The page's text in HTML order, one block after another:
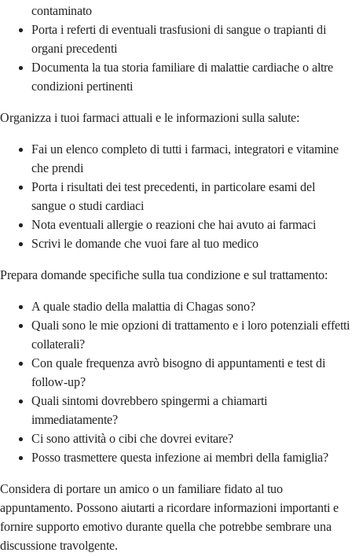
contaminato
Porta i referti di eventuali trasfusioni di sangue o trapianti di
organi precedenti
Documenta la tua storia familiare di malattie cardiache o altre
condizioni pertinenti
Organizza i tuoi farmaci attuali e le informazioni sulla salute:
Fai un elenco completo di tutti i farmaci, integratori e vitamine
che prendi
Porta i risultati dei test precedenti, in particolare esami del
sangue o studi cardiaci
Nota eventuali allergie o reazioni che hai avuto ai farmaci
Scrivi le domande che vuoi fare al tuo medico
Prepara domande specifiche sulla tua condizione e sul trattamento:
A quale stadio della malattia di Chagas sono?
Quali sono le mie opzioni di trattamento e i loro potenziali effetti
collaterali?
Con quale frequenza avrò bisogno di appuntamenti e test di
follow-up?
Quali sintomi dovrebbero spingermi a chiamarti
immediatamente?
Ci sono attività o cibi che dovrei evitare?
Posso trasmettere questa infezione ai membri della famiglia?
Considera di portare un amico o un familiare fidato al tuo
appuntamento. Possono aiutarti a ricordare informazioni importanti e
fornire supporto emotivo durante quella che potrebbe sembrare una
discussione travolgente.